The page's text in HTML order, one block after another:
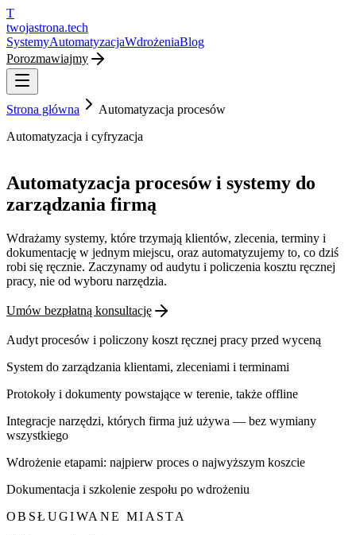
T
twojastrona.tech
SystemyAutomatyzacjaWdrożeniaBlog
Porozmawiajmy
Strona główna
Automatyzacja procesów
Automatyzacja i cyfryzacja
Automatyzacja procesów i systemy do
zarządzania firmą
Wdrażamy systemy, które trzymają klientów, zlecenia, terminy i
dokumentację w jednym miejscu, oraz automatyzujemy to, co dziś
robi się ręcznie. Zaczynamy od audytu i policzenia kosztu ręcznej
pracy, nie od wyboru narzędzia.
Umów bezpłatną konsultację
Audyt procesów i policzony koszt ręcznej pracy przed wyceną
System do zarządzania klientami, zleceniami i terminami
Protokoły i dokumenty powstające w terenie, także offline
Integracje narzędzi, których firma już używa — bez wymiany
wszystkiego
Wdrożenie etapami: najpierw proces o najwyższym koszcie
Dokumentacja i szkolenie zespołu po wdrożeniu
OBSŁUGIWANE MIASTA